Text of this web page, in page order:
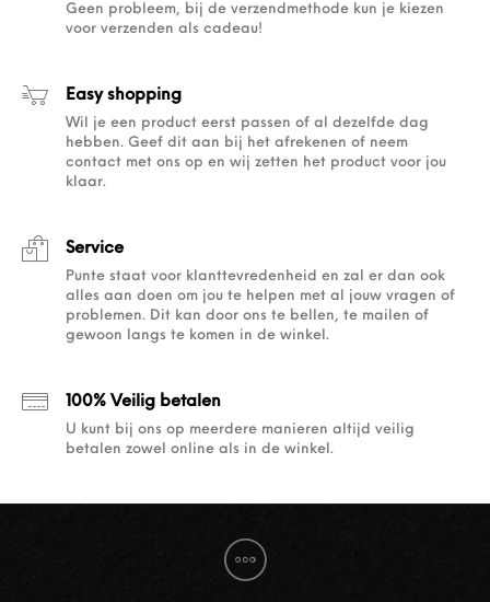
Geen probleem, bij de verzendmethode kun je kiezen
voor verzenden als cadeau!
Easy shopping
Wil je een product eerst passen of al dezelfde dag
hebben. Geef dit aan bij het afrekenen of neem
contact met ons op en wij zetten het product voor jou
klaar.
Service
Punte staat voor klanttevredenheid en zal er dan ook
alles aan doen om jou te helpen met al jouw vragen of
problemen. Dit kan door ons te bellen, te mailen of
gewoon langs te komen in de winkel.
100% Veilig betalen
U kunt bij ons op meerdere manieren altijd veilig
betalen zowel online als in de winkel.